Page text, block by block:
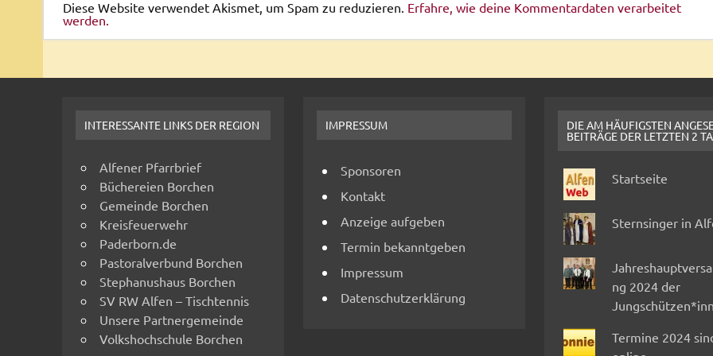
Diese Website verwendet Akismet, um Spam zu reduzieren. Erfahre, wie deine Kommentardaten verarbeitet
werden.
INTERESSANTE LINKS DER REGION
Alfener Pfarrbrief
Büchereien Borchen
Gemeinde Borchen
Kreisfeuerwehr
Paderborn.de
Pastoralverbund Borchen
Stephanushaus Borchen
SV RW Alfen – Tischtennis
Unsere Partnergemeinde
Volkshochschule Borchen
IMPRESSUM
Sponsoren
Kontakt
Anzeige aufgeben
Termin bekanntgeben
Impressum
Datenschutzerklärung
DIE AM HÄUFIGSTEN
BEITRÄGE DER LETZTEN 2
Startseite
Sternsinger in
ng 2024 der
Termine 2024